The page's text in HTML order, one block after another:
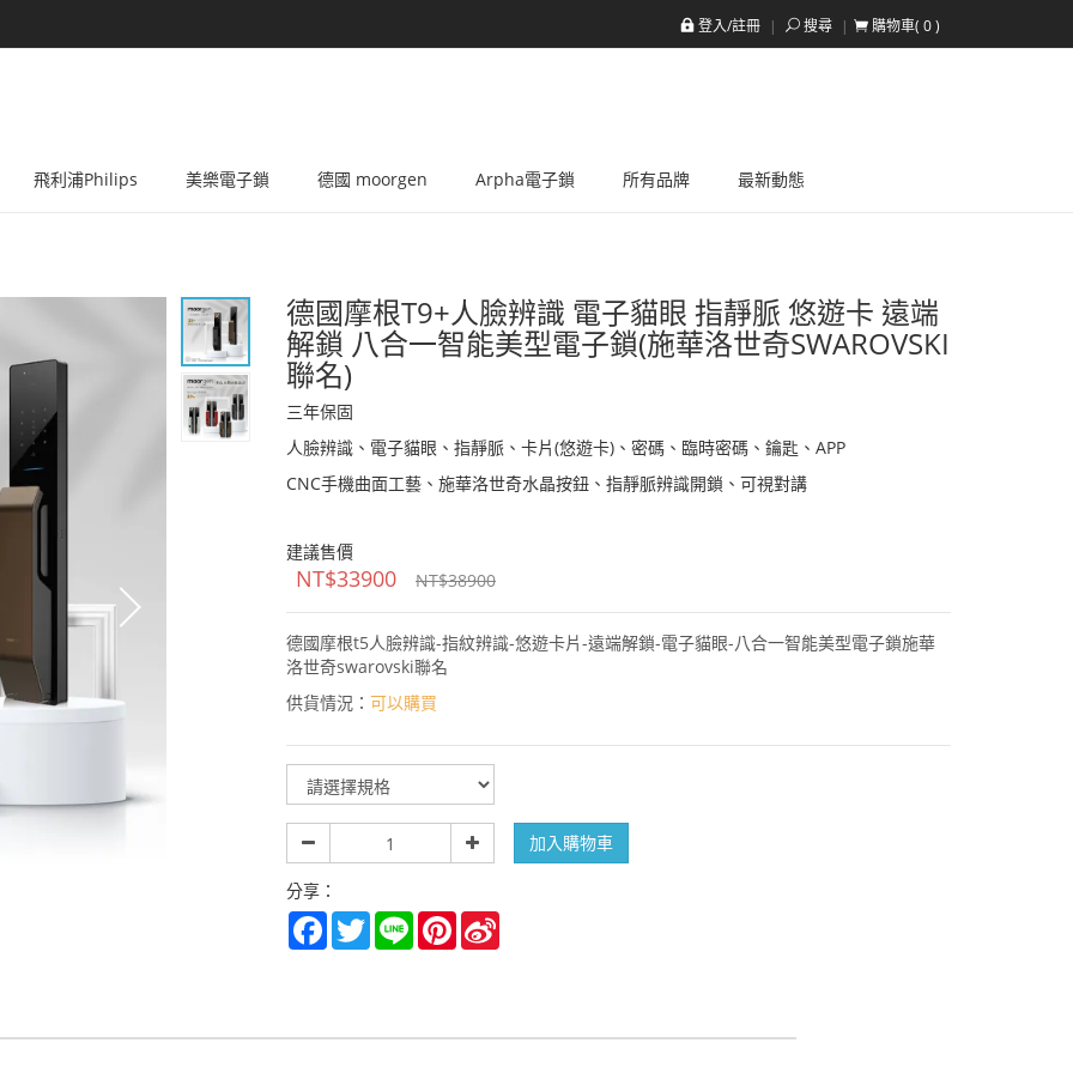
登入/註冊 搜尋 購物車( 0)
飛利浦Philips 美樂電子鎖 德國 moorgen Arpha電子鎖 所有品牌 最新動態
德國摩根T9+人臉辨識 電子貓眼 指靜脈 悠遊卡 遠端
解鎖 八合一智能美型電子鎖(施華洛世奇SWAROVSKI
聯名)
三年保固
人臉辨識、電子貓眼、指靜脈、卡片(悠遊卡)、密碼、臨時密碼、鑰匙、APP
CNC手機曲面工藝、施華洛世奇水晶按鈕、指靜脈辨識開鎖、可視對講
建議售價
NT$33900 NT$38900
德國摩根t5人臉辨識-指紋辨識-悠遊卡片-遠端解鎖-電子貓眼-八合一智能美型電子鎖施華
洛世奇swarovski聯名
供貨情況： 可以購買
格
量
加入購物車
分享：
FacebookTwitterLine Pinterest